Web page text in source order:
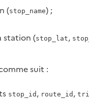
(stop_name) ;
station (stop_lat,
suit :
stop_id , route_id ,